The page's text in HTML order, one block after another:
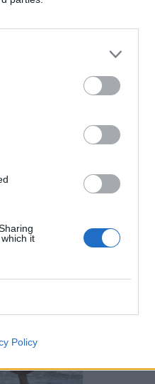
it
Policy